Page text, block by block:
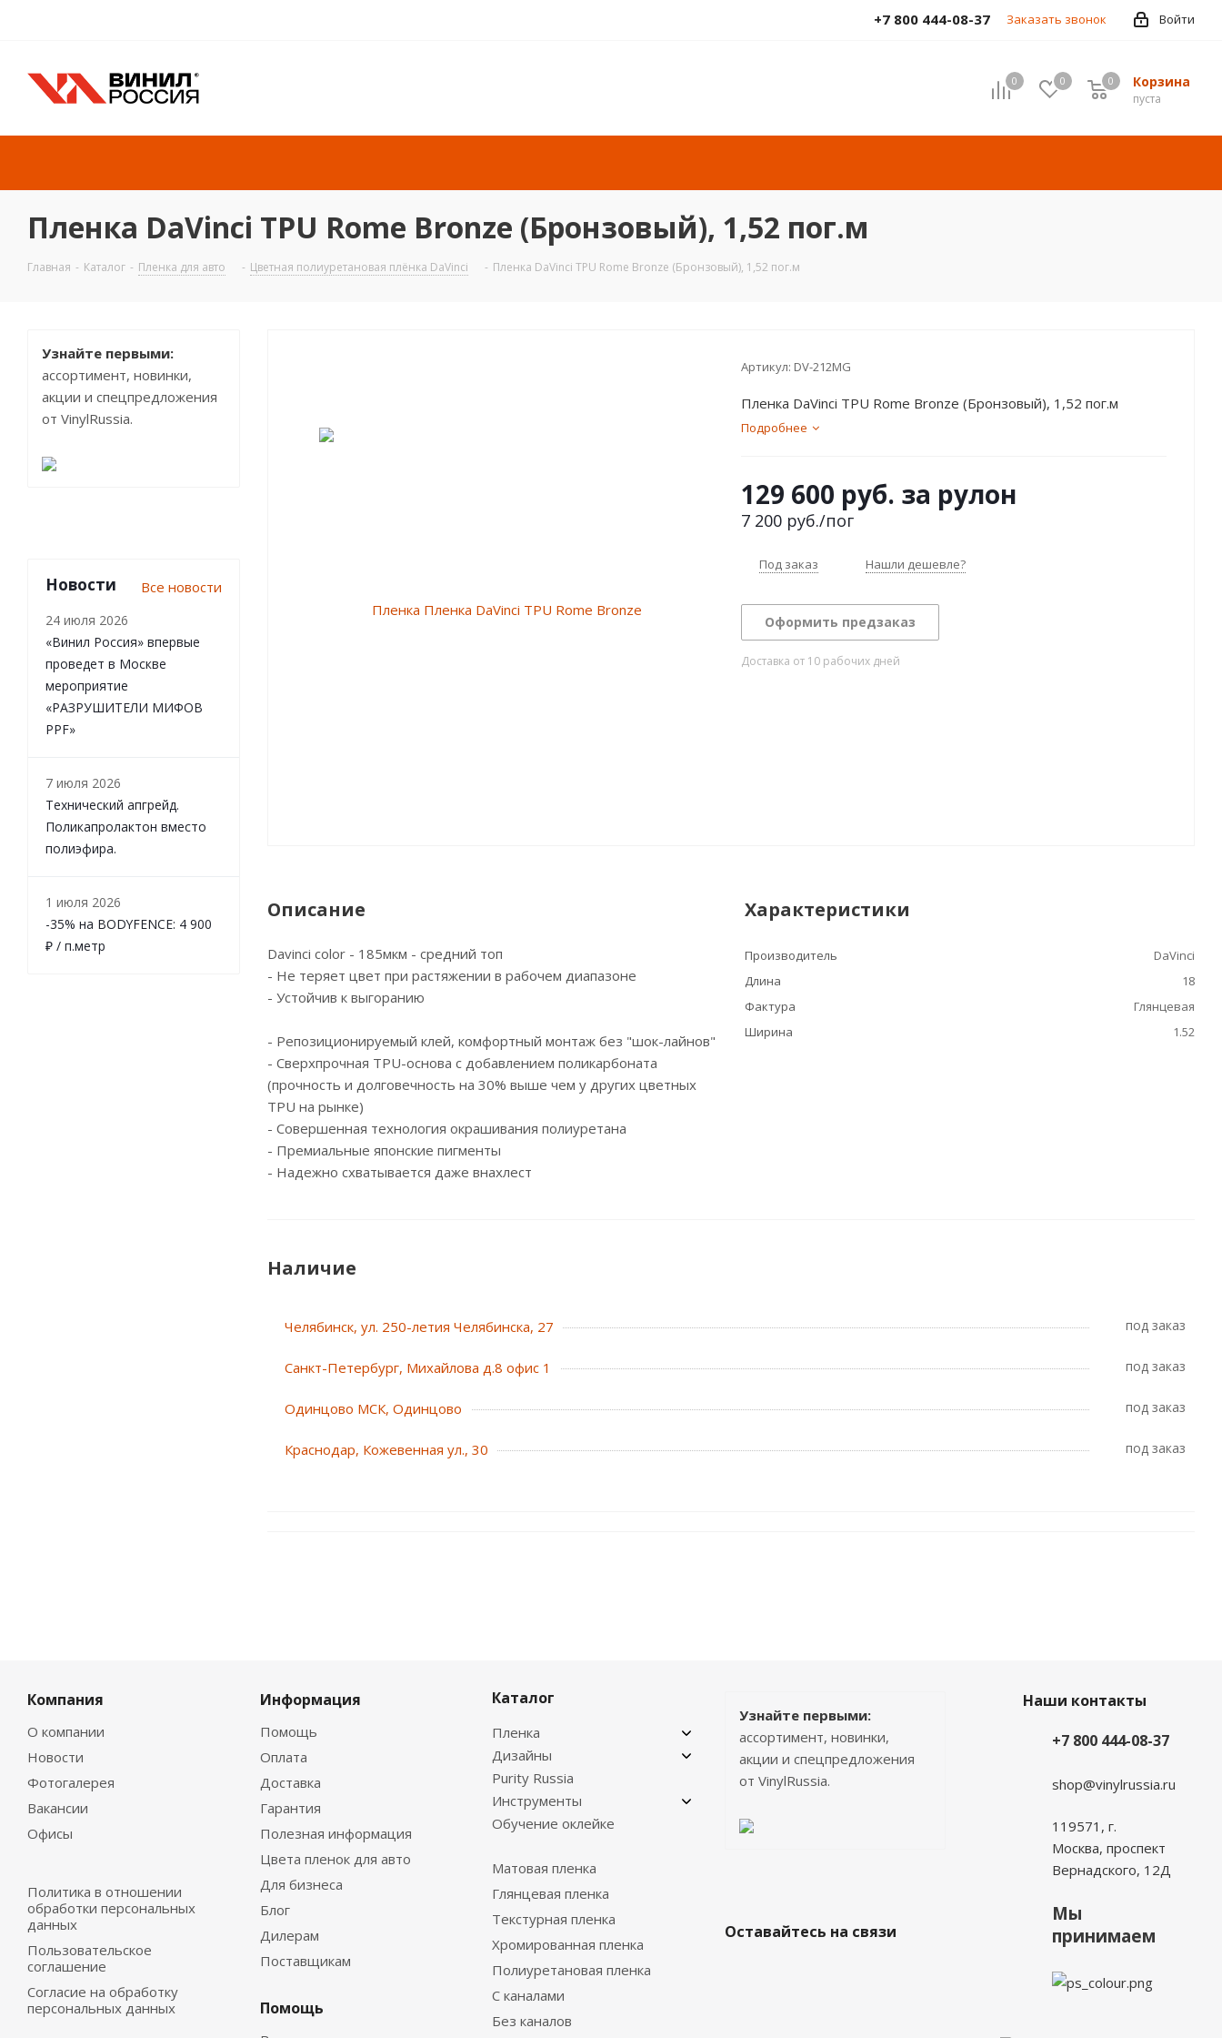
Войти
+7 800 444-08-37 Заказать звонок
0 0 Корзина
пуста
0
Пленка DaVinci TPU Rome Bronze (Бронзовый), 1,52 пог.м
Главная - Каталог - Пленка для авто - Цветная полиуретановая плёнка DaVinci - Пленка DaVinci TPU Rome Bronze (Бронзовый), 1,52 пог.м
Артикул: DV-212MG
Пленка DaVinci TPU Rome Bronze (Бронзовый), 1,52 пог.м
Подробнее
129 600 руб. за рулон
7 200 руб./пог
Под заказ Нашли дешевле?
Оформить предзаказ
Доставка от 10 рабочих дней
Описание
Davinci color - 185мкм - средний топ
- Не теряет цвет при растяжении в рабочем диапазоне
- Устойчив к выгоранию
- Репозиционируемый клей, комфортный монтаж без "шок-лайнов"
- Сверхпрочная TPU-основа с добавлением поликарбоната
(прочность и долговечность на 30% выше чем у других цветных
TPU на рынке)
- Cовершенная технология окрашивания полиуретана
- Премиальные японские пигменты
- Надежно схватывается даже внахлест
Характеристики
Производитель
DaVinci
Длина
18
Фактура
Глянцевая
Ширина
1.52
Наличие
Челябинск, ул. 250-летия Челябинска, 27 Под заказ
Санкт-Петербург, Михайлова д.8 офис 1 Под заказ
Одинцово МСК, Одинцово Под заказ
Краснодар, Кожевенная ул., 30 Под заказ
Узнайте первыми:
ассортимент, новинки,
акции и спецпредложения
от VinylRussia.
Новости Все новости
24 июля 2026
«Винил Россия» впервые
проведет в Москве
мероприятие
«РАЗРУШИТЕЛИ МИФОВ
PPF»
7 июля 2026
Технический апгрейд.
Поликапролактон вместо
полиэфира.
1 июля 2026
-35% на BODYFENCE: 4 900
₽ / п.метр
Компания
О компании
Новости
Фотогалерея
Вакансии
Офисы
Политика в отношении
обработки персональных
данных
Пользовательское
соглашение
Согласие на обработку
персональных данных
Информация
Помощь
Оплата
Доставка
Гарантия
Полезная информация
Цвета пленок для авто
Для бизнеса
Блог
Дилерам
Поставщикам
Помощь
Каталог
Пленка
Дизайны
Purity Russia
Инструменты
Обучение оклейке
Матовая пленка
Глянцевая пленка
Текстурная пленка
Хромированная пленка
Полиуретановая пленка
С каналами
Без каналов
Узнайте первыми:
ассортимент, новинки,
акции и спецпредложения
от VinylRussia.
Оставайтесь на связи
Наши контакты
+7 800 444-08-37
shop@vinylrussia.ru
119571,г.
Москва, проспект
Вернадского, 12Д
Мы
принимаем